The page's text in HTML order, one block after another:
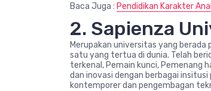
Baca Juga : Pendidikan Karakter
2. Sapienza
Merupakan universitas yang berada
satu yang tertua di dunia. Telah
terkenal, Pemain kunci, Pemenang
dan inovasi dengan berbagai
kontemporer dan pengembagan